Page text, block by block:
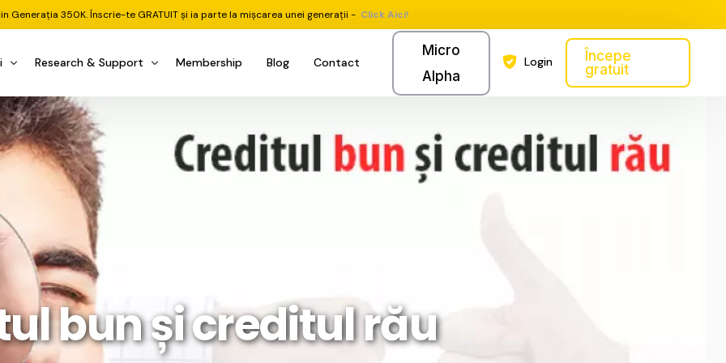
Generația 350K. Înscrie-te GRATUIT și ia parte la mișcarea unei generații - Click Aici!
Investițional
(DGI & DCF)
Execuție
Pieței
ETF
Acțiuni
Dive Stocks
Check
Tracking
Mecanice
EA MT5
Research & Support
Pastila Financiară Premium
Risc sau Oportunitate
Q&A LIVE
Comunitate Premium
Chat & Suport Mentor
1 la 1 Mentor
Membership Blog Contact
Micro
Alpha
Login
Începe
gratuit
bun și creditul rău